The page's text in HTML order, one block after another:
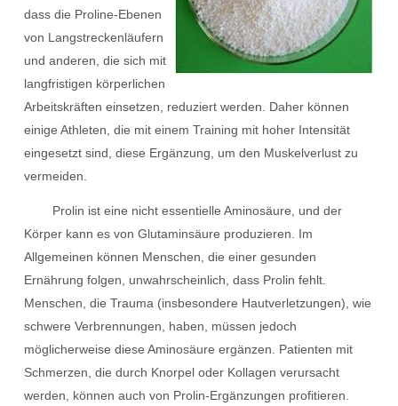
dass die Proline-Ebenen
von Langstreckenläufern
und anderen, die sich mit
langfristigen körperlichen
Arbeitskräften einsetzen, reduziert werden. Daher können
einige Athleten, die mit einem Training mit hoher Intensität
eingesetzt sind, diese Ergänzung, um den Muskelverlust zu
vermeiden.
Prolin ist eine nicht essentielle Aminosäure, und der
Körper kann es von Glutaminsäure produzieren. Im
Allgemeinen können Menschen, die einer gesunden
Ernährung folgen, unwahrscheinlich, dass Prolin fehlt.
Menschen, die Trauma (insbesondere Hautverletzungen), wie
schwere Verbrennungen, haben, müssen jedoch
möglicherweise diese Aminosäure ergänzen. Patienten mit
Schmerzen, die durch Knorpel oder Kollagen verursacht
werden, können auch von Prolin-Ergänzungen profitieren.